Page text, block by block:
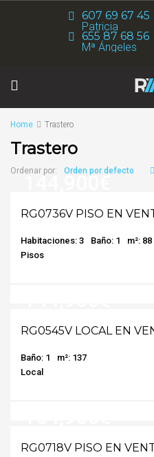
607 69 67 45
Patricia
655 87 68 56
Mª Ángeles
Home Trastero
Trastero
Ordenar por: Orden por defecto
144,900€
RG0736V PISO EN
Habitaciones: 3 Baño: 1
m²: 88
Pisos
RG0545V LOCAL EN
Baño: 1
m²: 137
Local
RG0718V PISO EN